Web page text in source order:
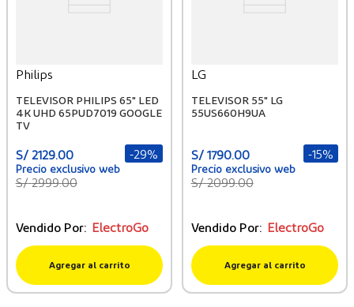
Philips
TELEVISOR PHILIPS 65" LED
4K UHD 65PUD7019 GOOGLE
TV
S/ 2129.00 -29%
S/ 2999.00
Vendido Por: ElectroGo
Agregar al carrito
LG
TELEVISOR 55" LG
55US660H9UA
S/ 1790.00 -15%
S/ 2099.00
Vendido Por: ElectroGo
Agregar al carrito